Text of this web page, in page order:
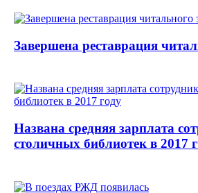
Завершена реставрация
Названа средняя зарплата
столичных библиотек в 2017